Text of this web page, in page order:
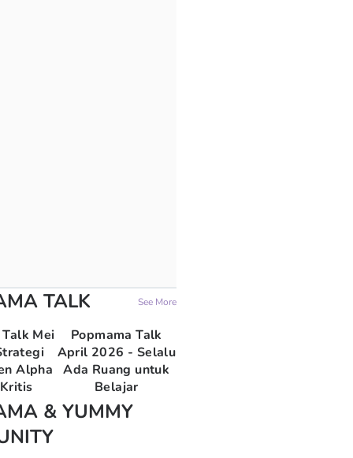
TALK See More
Mei
Alpha
Popmama Talk
April 2026 - Selalu
Ada Ruang untuk
Belajar
& YUMMY